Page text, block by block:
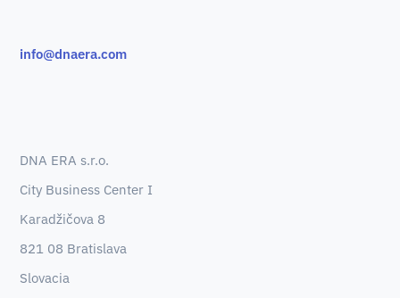
info@dnaera.com
DNA ERA s.r.o.
City Business Center I
Karadžičova 8
821 08 Bratislava
Slovacia